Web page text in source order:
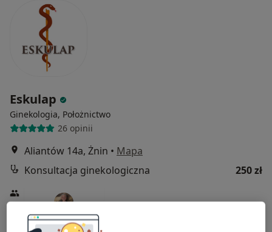
Eskulap
Ginekologia, Położnictwo
26 opinii
Aliantów 14a, Żnin • Mapa
Konsultacja ginekologiczna
250 zł
lek. Jacek Porada